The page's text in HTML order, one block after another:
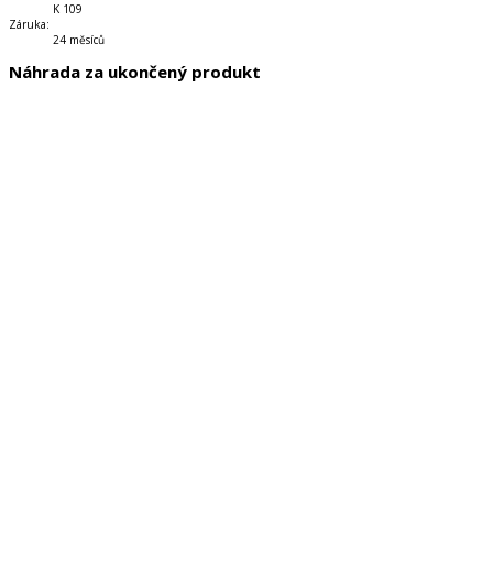
K 109
Záruka:
24 měsíců
Náhrada za ukončený produkt